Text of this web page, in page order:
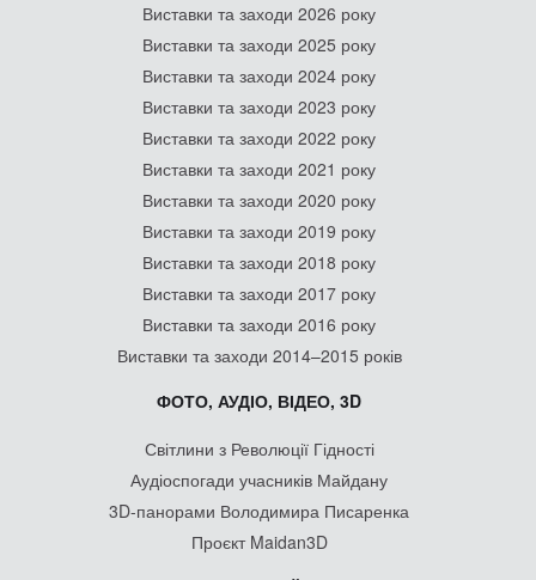
Виставки та заходи 2026 року
Виставки та заходи 2025 року
Виставки та заходи 2024 року
Виставки та заходи 2023 року
Виставки та заходи 2022 року
Виставки та заходи 2021 року
Виставки та заходи 2020 року
Виставки та заходи 2019 року
Виставки та заходи 2018 року
Виставки та заходи 2017 року
Виставки та заходи 2016 року
Виставки та заходи 2014–2015 років
ФОТО, АУДІО, ВІДЕО, 3D
Світлини з Революції Гідності
Аудіоспогади учасників Майдану
3D-панорами Володимира Писаренка
Проєкт Maidan3D